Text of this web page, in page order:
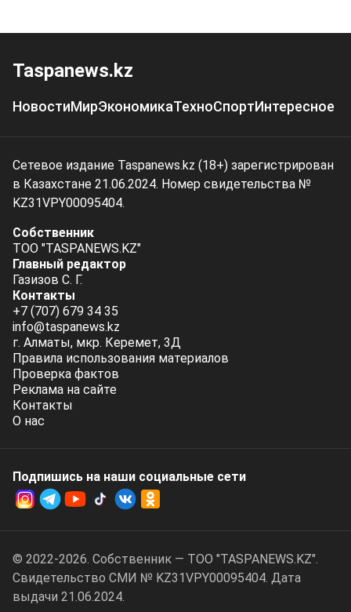
Taspanews.kz
НовостиМирЭкономикаТехноСпортИнтересное
Сетевое издание Taspanews.kz (18+) зарегистрирован
в Казахстане 21.06.2024. Номер свидетельства №
KZ31VPY00095404.
Собственник
ТОО "TASPANEWS.KZ"
Главный редактор
Газизов С. Г.
Контакты
+7 (707) 679 34 35
info@taspanews.kz
г. Алматы, мкр. Керемет, 3Д
Правила использования материалов
Проверка фактов
Реклама на сайте
Контакты
О нас
Подпишись на наши социальные cети
© 2022-2026. Собственник — ТОО "TASPANEWS.KZ".
Cвидетельство СМИ № KZ31VPY00095404. Дата
выдачи 21.06.2024.